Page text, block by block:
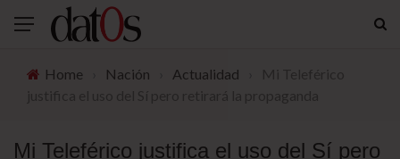
Home Nación Actualidad
Mi Teleférico justifica el uso del Sí pero